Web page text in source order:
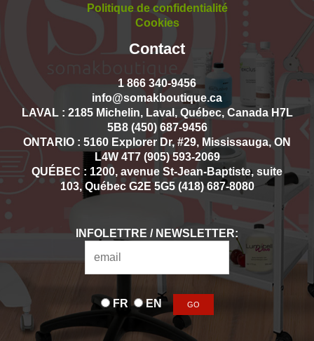
Politique de confidentialité
Cookies
Contact
1 866 340-9456
info@somakboutique.ca
LAVAL : 2185 Michelin, Laval, Québec, Canada H7L
5B8 (450) 687-9456
ONTARIO : 5160 Explorer Dr, #29, Mississauga, ON
L4W 4T7 (905) 593-2069
QUÉBEC : 1200, avenue St-Jean-Baptiste, suite
103, Québec G2E 5G5 (418) 687-8080
INFOLETTRE / NEWSLETTER:
FR EN